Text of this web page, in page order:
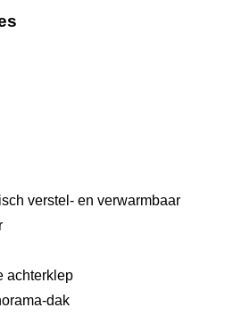
verstel- en verwarmbaar
achterklep
dak